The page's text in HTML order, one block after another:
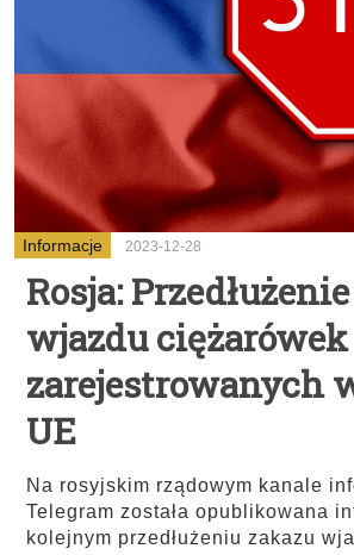
Informacje 2023-12-28
Rosja:
wjazdu ciężarówek
zarejestrowanych
UE
Na rosyjskim rządowym kanale
Telegram została opublikowana
kolejnym przedłużeniu zakazu